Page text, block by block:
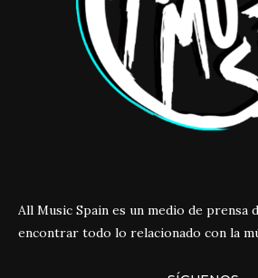
All Music Spain es un medio de prensa
encontrar todo lo relacionado con la